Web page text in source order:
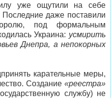
уже ощутили на себе
даже поставили
под формальным
Украина: усмирить
Днепра, а непокорных
карательные меры,
Создание «реестра»
службу) не